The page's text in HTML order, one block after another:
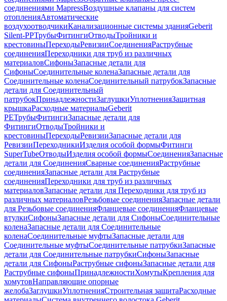
соединениями MapressВоздушные клапаны для систем
отопленияАвтоматические
воздухоотводчикиКанализационные системы зданияGeberit
Silent-PPТрубыФитингиОтводыТройники и
крестовиныПереходыРевизииСоединенияРаструбные
соединенияПереходники для труб из различных
материаловСифоныЗапасные детали для
СифоныСоединительные коленаЗапасные детали для
Соединительные коленаСоединительный патрубокЗапасные
детали для Соединительный
патрубокПринадлежностиЗаглушкиУплотненияЗащитная
крышкаРасходные материалыGeberit
PEТрубыФитингиЗапасные детали для
ФитингиОтводыТройники и
крестовиныПереходыРевизииЗапасные детали для
РевизииПереходникиИзделия особой формыФитинги
SuperTubeОтводыИзделия особой формыСоединенияЗапасные
детали для СоединенияСварные соединенияРаструбные
соединенияЗапасные детали для Раструбные
соединенияПереходники для труб из различных
материаловЗапасные детали для Переходники для труб из
различных материаловРезьбовые соединенияЗапасные детали
для Резьбовые соединенияФланцевые соединенияФланцевые
втулкиСифоныЗапасные детали для СифоныСоединительные
коленаЗапасные детали для Соединительные
коленаСоединительные муфтыЗапасные детали для
Соединительные муфтыСоединительные патрубкиЗапасные
детали для Соединительные патрубкиСифоныЗапасные
детали для СифоныРаструбные сифоныЗапасные детали для
Раструбные сифоныПринадлежностиХомутыКрепления для
хомутовНаправляющие опорные
желобаЗаглушкиУплотненияСтроительная защитаРасходные